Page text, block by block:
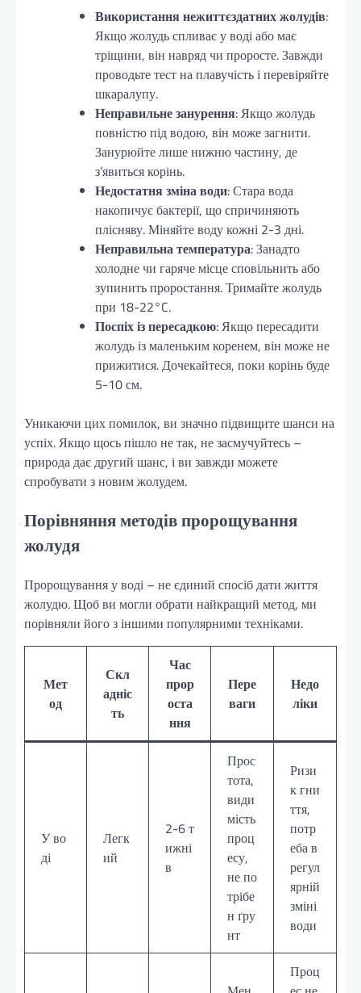
Використання нежиттєздатних жолудів:
Якщо жолудь спливає у воді або має
тріщини, він навряд чи проросте. Завжди
проводьте тест на плавучість і перевіряйте
шкаралупу.
Неправильне занурення: Якщо жолудь
повністю під водою, він може загнити.
Занурюйте лише нижню частину, де
з’явиться корінь.
Недостатня зміна води: Стара вода
накопичує бактерії, що спричиняють
плісняву. Міняйте воду кожні 2-3 дні.
Неправильна температура: Занадто
холодне чи гаряче місце сповільнить або
зупинить проростання. Тримайте жолудь
при 18-22°C.
Поспіх із пересадкою: Якщо пересадити
жолудь із маленьким коренем, він може не
прижитися. Дочекайтеся, поки корінь буде
5-10 см.
Уникаючи цих помилок, ви значно підвищите шанси на
успіх. Якщо щось пішло не так, не засмучуйтесь –
природа дає другий шанс, і ви завжди можете
спробувати з новим жолудем.
Порівняння методів пророщування
жолудя
Пророщування у воді – не єдиний спосіб дати життя
жолудю. Щоб ви могли обрати найкращий метод, ми
порівняли його з іншими популярними техніками.
Мет
од
Скл
адніс
ть
Час
прор
оста
ння
Пере
ваги
Недо
ліки
У во
ді
Легк
ий
2-6 т
ижні
в
Прос
тота,
види
мість
проц
есу,
не по
трібе
н ґру
нт
Ризи
к гни
ття,
потр
еба в
регул
ярній
зміні
води
Проц